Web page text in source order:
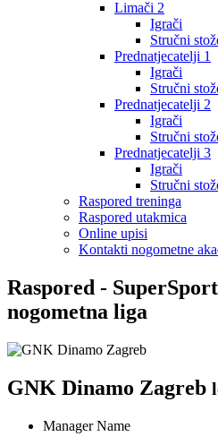
Limači 2
Igrači
Stručni
Prednatjecatelji 1
Igrači
Stručni
Prednatjecatelji 2
Igrači
Stručni
Prednatjecatelji 3
Igrači
Stručni
Raspored treninga
Raspored utakmica
Online upisi
Kontakti nogometne
Raspored -
nogometna liga
GNK Dinamo Zagreb
Manager Name